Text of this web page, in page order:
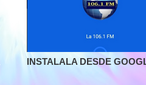
INSTALALA DESDE